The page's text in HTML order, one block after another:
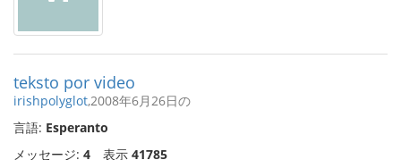
teksto por video
irishpolyglot,2008年6月26日の
言語: Esperanto
メッセージ: 4 表示 41785